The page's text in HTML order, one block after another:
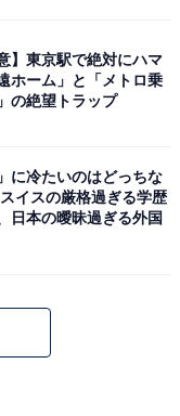
】東京駅で絶対にハマ
ホーム」と「メトロ乗
の絶望トラップ
に冷たいのはどっちな
イスの厳格過ぎる学歴
日本の曖昧過ぎる外国